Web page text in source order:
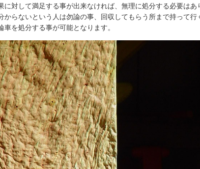
に対して満足する事が出来なければ、無理に処分する必要は
からないという人は勿論の事、回収してもらう所まで持って
車を処分する事が可能となります。